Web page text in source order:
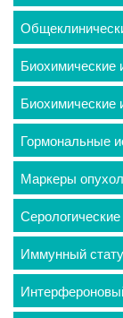
Биохимические
Биохимические
Гормональные
Маркеры
Иммунный